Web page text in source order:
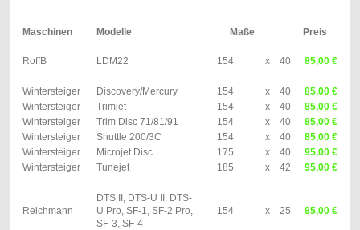
Maschinen Modelle Maße Preis
RoffB LDM22 154 x 40 85,00 €
Wintersteiger Discovery/Mercury 154 x 40
85,00 €
Wintersteiger
Trimjet 154 x 40
85,00 €
Wintersteiger
Trim Disc 71/81/91 154 x 40
85,00 €
Wintersteiger
Shuttle 200/3C 154 x 40
85,00 €
Wintersteiger
Microjet Disc 175 x 40
95,00 €
Wintersteiger
Tunejet 185 x 42 95,00 €
Reichmann
DTS II, DTS-U II, DTS-
U Pro, SF-1, SF-2 Pro,
SF-3, SF-4
154 x 25 85,00 €